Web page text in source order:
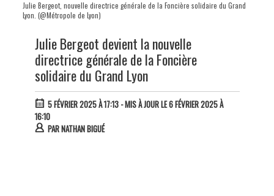
Julie Bergeot, nouvelle directrice générale de la Foncière solidaire du Grand
Lyon. (@Métropole de Lyon)
Julie Bergeot devient la nouvelle
directrice générale de la Foncière
solidaire du Grand Lyon
5 FÉVRIER 2025 À 17:13- MIS À JOUR LE 6 FÉVRIER 2025 À
16:10
PARNATHAN BIGUÉ